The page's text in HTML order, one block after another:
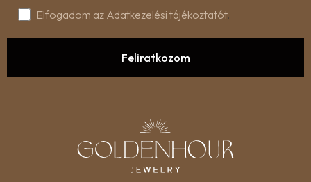
Elfogadom az Adatkezelési tájékoztatót.